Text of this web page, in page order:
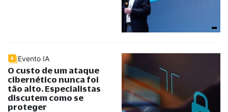
Evento IA
O custo de um ataque
cibernético nunca foi
tão alto. Especialistas
discutem como se
proteger